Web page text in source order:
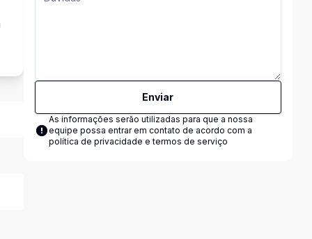
Enviar
As informações serão utilizadas para que a nossa
equipe possa entrar em contato de acordo com a
política de privacidade e termos de serviço